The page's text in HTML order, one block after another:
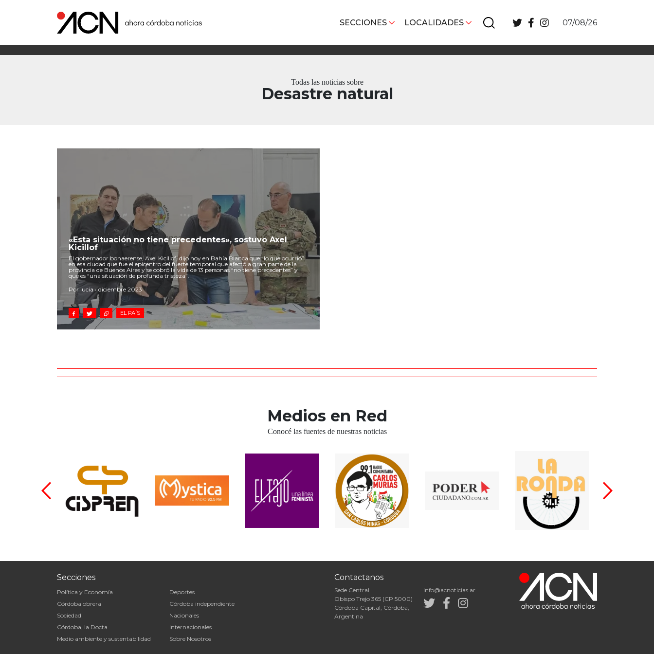
SECCIONES LOCALIDADES 07/08/26
Todas las noticias sobre
Desastre natural
«Esta situación no tiene precedentes», sostuvo Axel
Kicillof
El gobernador bonaerense, Axel Kicillof, dijo hoy en Bahía Blanca que “lo que ocurrió”
en esa ciudad que fue el epicentro del fuerte temporal que afectó a gran parte de la
provincia de Buenos Aires y se cobró la vida de 13 personas “no tiene precedentes” y
que es “una situación de profunda tristeza”.
Por lucia • diciembre 2023
EL PAÍS
Medios en Red
Conocé las fuentes de nuestras noticias
Secciones
Política y Economía
Córdoba obrera
Sociedad
Córdoba, la Docta
Medio ambiente y sustentabilidad
Deportes
Córdoba independiente
Nacionales
Internacionales
Sobre Nosotros
Contactanos
Sede Central
Obispo Trejo 365 (CP 5000)
Córdoba Capital, Córdoba,
Argentina
info@acnoticias.ar